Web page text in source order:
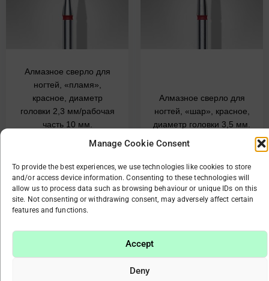
Manage Cookie Consent
To provide the best experiences, we use technologies like cookies to store
and/or access device information. Consenting to these technologies will
allow us to process data such as browsing behaviour or unique IDs on this
site. Not consenting or withdrawing consent, may adversely affect certain
features and functions.
Accept
Deny
Алмазное сверло для
ногтей, «пламя»,
красное, диаметр
головки 2,3 мм/рабочая
часть 10 мм.
В корзину
Алмазное сверло для
ногтей, «шар», красное,
диаметр головки 3,5 мм.
В корзину